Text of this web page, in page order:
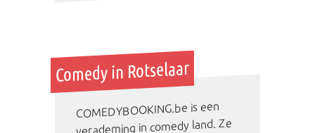
Comedy in Rotselaar
COMEDYBOOKING.be is een
verademing in comedy land. Ze